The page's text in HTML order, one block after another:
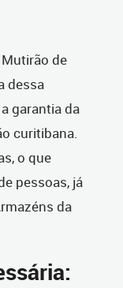
de
dessa
garantia da
curitibana.
o que
pessoas, já
da